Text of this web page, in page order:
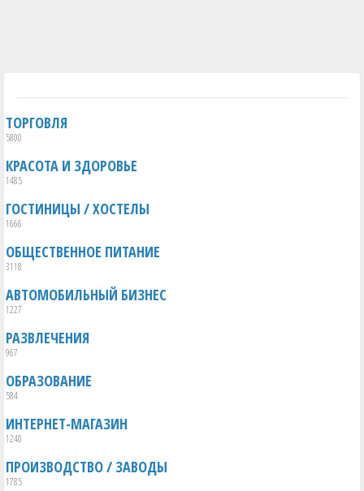
ТОРГОВЛЯ
5800
КРАСОТА И ЗДОРОВЬЕ
1485
ГОСТИНИЦЫ / ХОСТЕЛЫ
1666
ОБЩЕСТВЕННОЕ ПИТАНИЕ
3118
АВТОМОБИЛЬНЫЙ БИЗНЕС
1227
РАЗВЛЕЧЕНИЯ
967
ОБРАЗОВАНИЕ
584
ИНТЕРНЕТ-МАГАЗИН
1240
ПРОИЗВОДСТВО / ЗАВОДЫ
1785